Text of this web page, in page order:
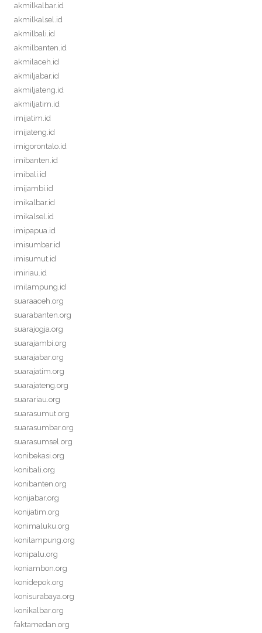
akmilkalbar.id
akmilkalsel.id
akmilbali.id
akmilbanten.id
akmilaceh.id
akmiljabar.id
akmiljateng.id
akmiljatim.id
imijatim.id
imijateng.id
imigorontalo.id
imibanten.id
imibali.id
imijambi.id
imikalbar.id
imikalsel.id
imipapua.id
imisumbar.id
imisumut.id
imiriau.id
imilampung.id
suaraaceh.org
suarabanten.org
suarajogja.org
suarajambi.org
suarajabar.org
suarajatim.org
suarajateng.org
suarariau.org
suarasumut.org
suarasumbar.org
suarasumsel.org
konibekasi.org
konibali.org
konibanten.org
konijabar.org
konijatim.org
konimaluku.org
konilampung.org
konipalu.org
koniambon.org
konidepok.org
konisurabaya.org
konikalbar.org
faktamedan.org